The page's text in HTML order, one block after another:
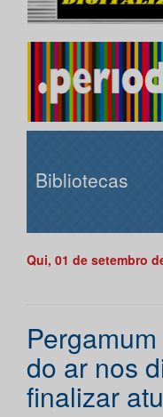
Bibliotecas
Qui, 01 de setembro
do ar nos
finalizar